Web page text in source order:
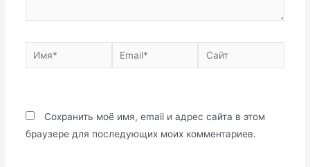
Имя* Email* Сайт
Сохранить моё имя, email и адрес сайта в этом
браузере для последующих моих комментариев.